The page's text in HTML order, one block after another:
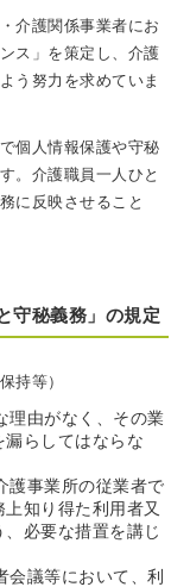
介護関係事業者にお
ス」を策定し、介護
う努力を求めていま
個人情報保護や守秘
。介護職員一人ひと
に反映させること
守秘義務」の規定
持等）
理由がなく、その業
らしてはならな
護事業所の従業者で
知り得た利用者又
必要な措置を講じ
会議等において、利